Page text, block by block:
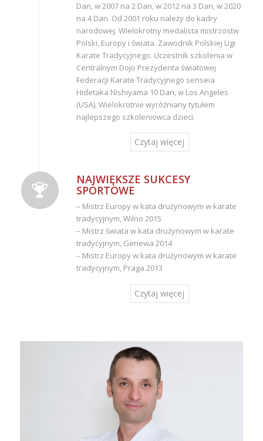
Dan, w 2007 na 2 Dan, w 2012 na 3 Dan, w 2020
na 4 Dan. Od 2001 roku należy do kadry
narodowej. Wielokrotny medalista mistrzostw
Polski, Europy i świata. Zawodnik Polskiej Ligi
Karate Tradycyjnego. Uczestnik szkolenia w
Centralnym Dojo Prezydenta światowej
Federacji Karate Tradycyjnego senseia
Hidetaka Nishiyama 10 Dan, w Los Angeles
(USA). Wielokrotnie wyróżniany tytułem
najlepszego szkoleniowca dzieci.
Czytaj więcej
NAJWIĘKSZE SUKCESY
SPORTOWE
– Mistrz Europy w kata drużynowym w karate
tradycyjnym, Wilno 2015
– Mistrz świata w kata drużynowym w karate
tradycyjnym, Genewa 2014
– Mistrz Europy w kata drużynowym w karate
tradycyjnym, Praga 2013
Czytaj więcej